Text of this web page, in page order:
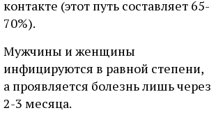
контакте (этот путь составляет 65-
70%).
Мужчины и женщины
инфицируются в равной степени,
а проявляется болезнь лишь через
2-3 месяца.